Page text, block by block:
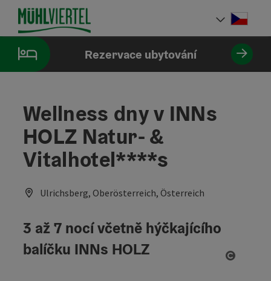
ObsahAccesskey
[0]
NavigaceAccesskey
[1]
Začátek stránky
Volba
Rezervace ubytování
Wellness dny v INNs
HOLZ Natur- &
Vitalhotel****s
Ulrichsberg, Oberösterreich, Österreich
3 až 7 nocí včetně hýčkajícího
balíčku INNs HOLZ